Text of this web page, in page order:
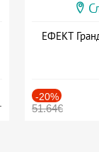
ЕФЕКТ
-20%
51.64€